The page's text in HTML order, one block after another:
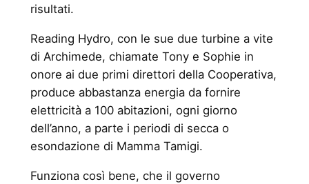
risultati.
Reading Hydro, con le sue due turbine a vite
di Archimede, chiamate Tony e Sophie in
onore ai due primi direttori della Cooperativa,
produce abbastanza energia da fornire
elettricità a 100 abitazioni, ogni giorno
dell’anno, a parte i periodi di secca o
esondazione di Mamma Tamigi.
Funziona così bene, che il governo